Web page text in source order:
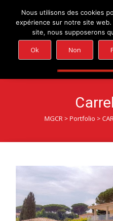
+33 (0)4 94 56 00 10
MGCR > Portfolio >
Nous utilisons des cookies
expérience sur notre site
site, nous supposerons
Ok Non